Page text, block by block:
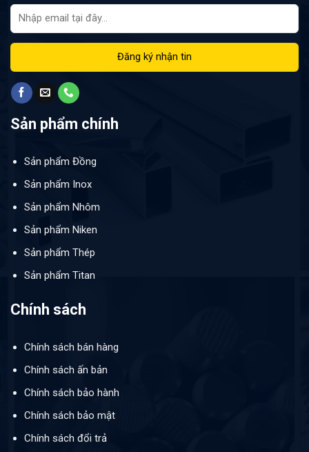
Sản phẩm chính
Sản phẩm Đồng
Sản phẩm Inox
Sản phẩm Nhôm
Sản phẩm Niken
Sản phẩm Thép
Sản phẩm Titan
Chính sách
Chính sách bán hàng
Chính sách ấn bản
Chính sách bảo hành
Chính sách bảo mật
Chính sách đổi trả